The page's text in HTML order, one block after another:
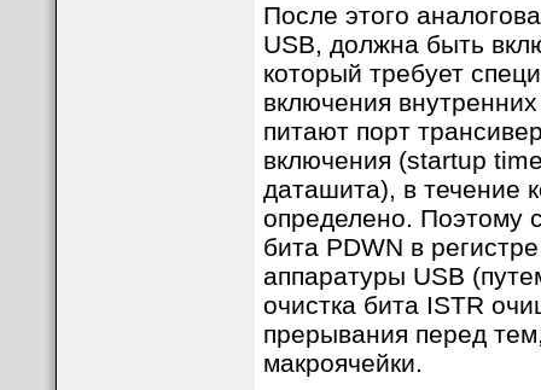
После этого
USB, должна быть
который требует
включения
питают порт
включения (startup
даташита), в течение
определено. Поэтому
бита PDWN в
аппаратуры USB
очистка бита ISTR
прерывания перед
макроячейки.